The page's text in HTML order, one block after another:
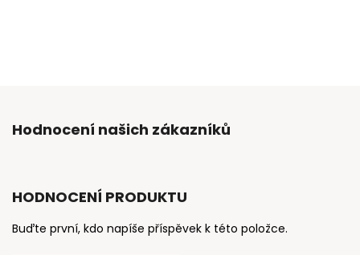
Hodnocení našich zákazníků
HODNOCENÍ PRODUKTU
Buďte první, kdo napíše příspěvek k této položce.